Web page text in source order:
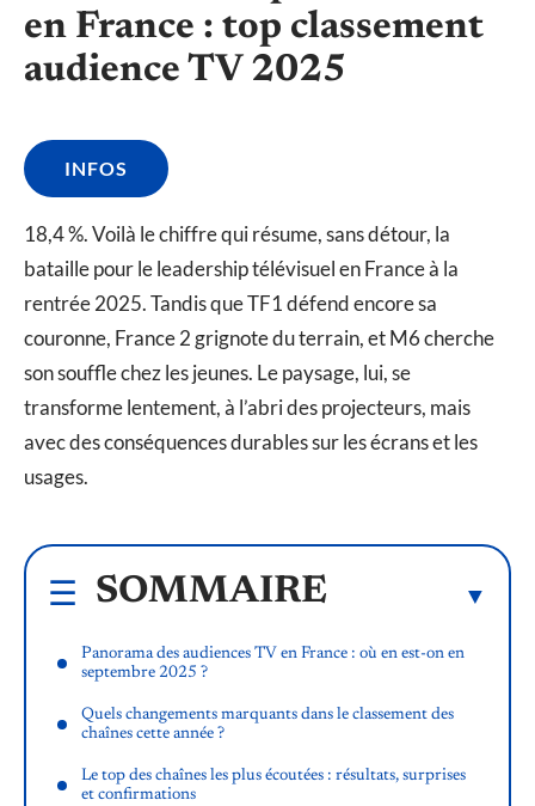
en France : top classement
audience TV 2025
INFOS
18,4 %. Voilà le chiffre qui résume, sans détour, la
bataille pour le leadership télévisuel en France à la
rentrée 2025. Tandis que TF1 défend encore sa
couronne, France 2 grignote du terrain, et M6 cherche
son souffle chez les jeunes. Le paysage, lui, se
transforme lentement, à l’abri des projecteurs, mais
avec des conséquences durables sur les écrans et les
usages.
SOMMAIRE
Panorama des audiences TV en France : où en est-on en
septembre 2025 ?
Quels changements marquants dans le classement des
chaînes cette année ?
Le top des chaînes les plus écoutées : résultats, surprises
et confirmations